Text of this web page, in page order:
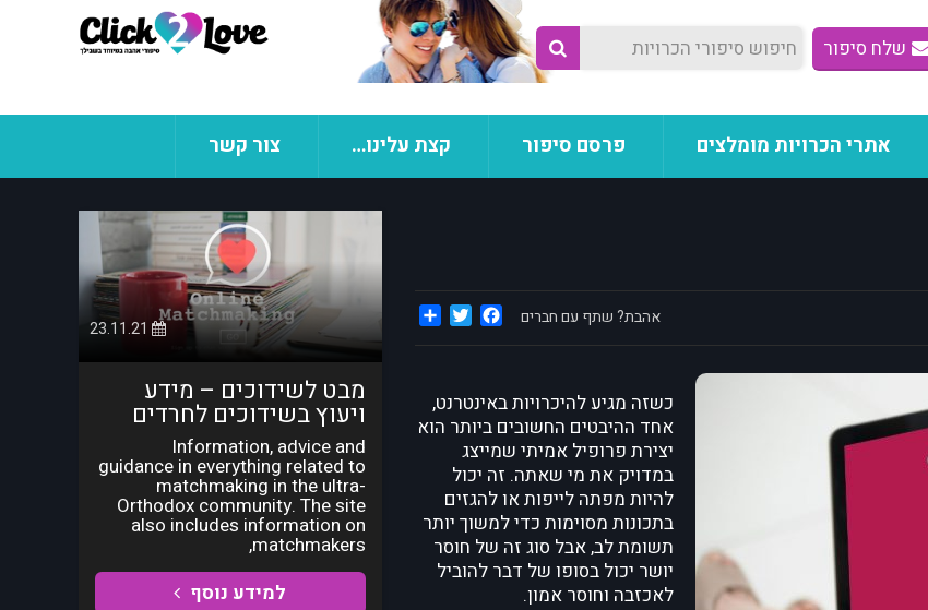
שלח סיפור
אתרי הכרויות מומלצים פרסם סיפור קצת עלינו… צור קשר
אהבת? שתף עם חברים Facebook
Twitter
Share
כשזה מגיע להיכרויות באינטרנט,
אחד ההיבטים החשובים ביותר הוא
יצירת פרופיל אמיתי שמייצג
במדויק את מי שאתה. זה יכול
להיות מפתה לייפות או להגזים
בתכונות מסוימות כדי למשוך יותר
תשומת לב, אבל סוג זה של חוסר
יושר יכול בסופו של דבר להוביל
לאכזבה וחוסר אמון.
23.11.21
מבט לשידוכים – מידע
ויעוץ בשידוכים לחרדים
Information, advice and
guidance in everything related to
matchmaking in the ultra-
Orthodox community. The site
also includes information on
matchmakers,
למידע נוסף